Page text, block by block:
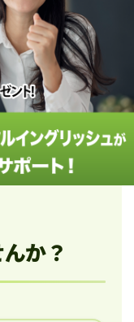
か？